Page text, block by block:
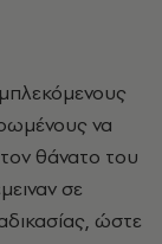
να
θάνατο του
σε
ώστε